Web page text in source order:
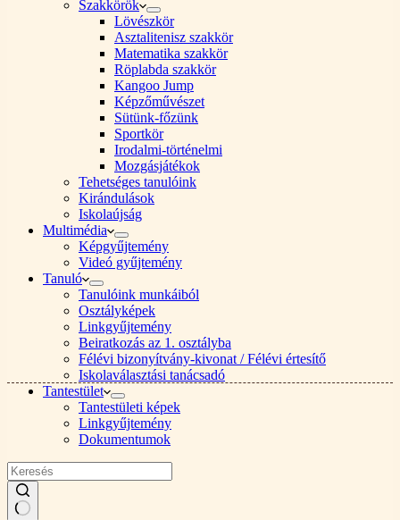
Szakkörök
Lövészkör
Asztalitenisz szakkör
Matematika szakkör
Röplabda szakkör
Kangoo Jump
Képzőművészet
Sütünk-főzünk
Sportkör
Irodalmi-történelmi
Mozgásjátékok
Tehetséges tanulóink
Kirándulások
Iskolaújság
Multimédia
Képgyűjtemény
Videó gyűjtemény
Tanuló
Tanulóink munkáiból
Osztályképek
Linkgyűjtemény
Beiratkozás az 1. osztályba
Félévi bizonyítvány-kivonat / Félévi értesítő
Iskolaválasztási tanácsadó
Tantestület
Tantestületi képek
Linkgyűjtemény
Dokumentumok